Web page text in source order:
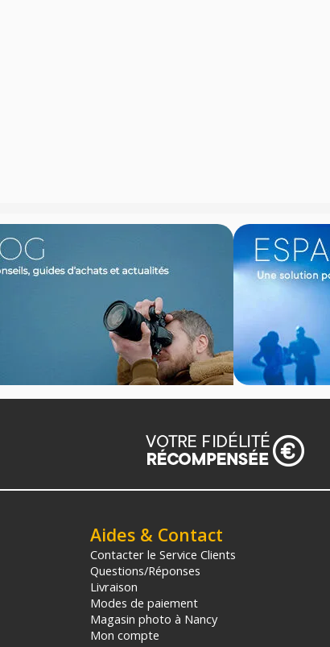
Aides & Contact
Contacter le Service Clients
Questions/Réponses
Livraison
Modes de paiement
Magasin photo à Nancy
Mon compte